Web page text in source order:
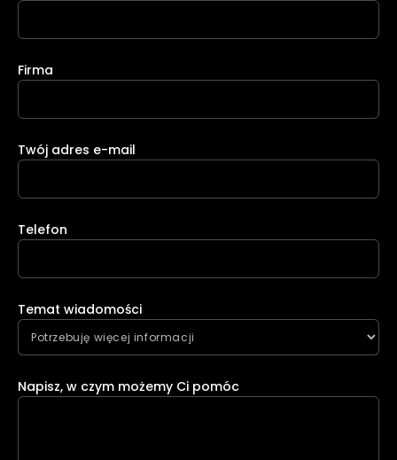
Firma
Twój adres e-mail
Telefon
Temat wiadomości
Napisz, w czym możemy Ci pomóc